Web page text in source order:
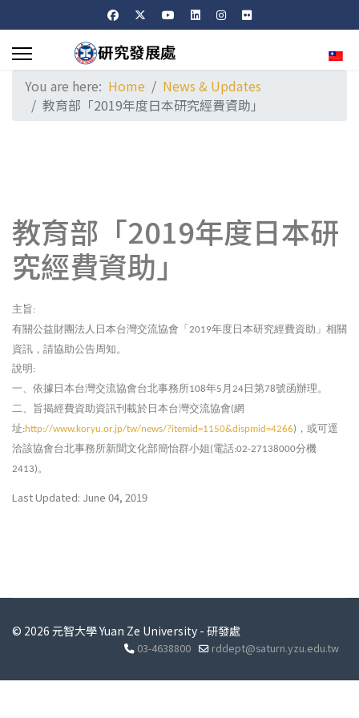
You are here: Home
News & Updates
教育部「2019年度日本研究經費資助」
教育部「2019年度日本研
究經費資助」
主旨:
有關公益財團法人日本台灣交流協會「2019年度日本研究經費資助」相關
資訊，請協助公告周知。
說明:
一、 依據日本台灣交流協會台北事務所108年5 月 24日第78號函辦理。
二、 旨揭經費資助資訊刊載於日本台灣交流協會(網
址:http://www.koryu.or.jp/tw/news/?itemid=1150&dispmid=4266) ， 或可逕
洽該協會台北事務所新聞文化部簡怡群小姐(電話:02-27138000分機
2413)。
Last Updated: June 04, 2019
© 2026 元智大學 Yuan Ze University - 研發處
03-4638800 rddept@saturn.yzu.edu.tw